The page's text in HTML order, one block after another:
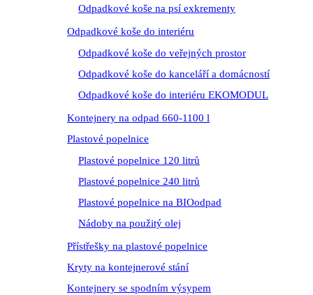
Odpadkové koše na psí exkrementy
Odpadkové koše do interiéru
Odpadkové koše do veřejných prostor
Odpadkové koše do kanceláří a domácností
Odpadkové koše do interiéru EKOMODUL
Kontejnery na odpad 660-1100 l
Plastové popelnice
Plastové popelnice 120 litrů
Plastové popelnice 240 litrů
Plastové popelnice na BIOodpad
Nádoby na použitý olej
Přístřešky na plastové popelnice
Kryty na kontejnerové stání
Kontejnery se spodním výsypem